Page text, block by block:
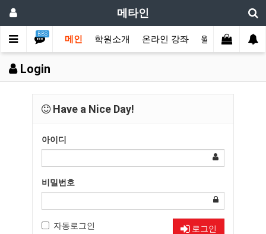
메타인
BBS
메인 학원소개 온라인 강좌 월수강권 결제
Login
Have a Nice Day!
아이디
비밀번호
자동로그인 로그인